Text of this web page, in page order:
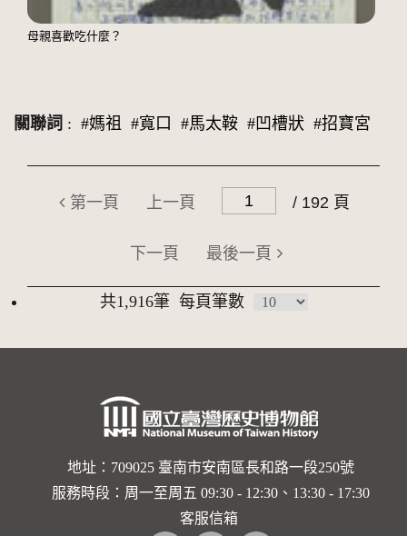
母親喜歡吃什麼？
關聯詞 : #媽祖 #寬口 #馬太鞍 #凹槽狀 #招寶宮
第一頁 上一頁 / 192 頁
下一頁 最後一頁
共1,916筆 每頁筆數
地址：709025 臺南市安南區長和路一段250號
服務時段：周一至周五 09:30 - 12:30、13:30 - 17:30
客服信箱